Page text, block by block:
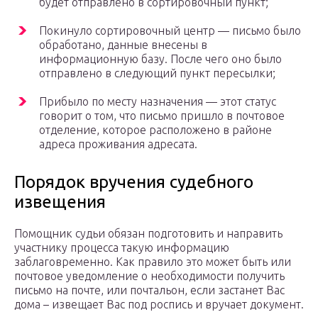
Покинуло сортировочный центр — письмо было
обработано, данные внесены в
информационную базу. После чего оно было
отправлено в следующий пункт пересылки;
Прибыло по месту назначения — этот статус
говорит о том, что письмо пришло в почтовое
отделение, которое расположено в районе
адреса проживания адресата.
Порядок вручения судебного
извещения
Помощник судьи обязан подготовить и направить
участнику процесса такую информацию
заблаговременно. Как правило это может быть или
почтовое уведомление о необходимости получить
письмо на почте, или почтальон, если застанет Вас
дома – извещает Вас под роспись и вручает документ.